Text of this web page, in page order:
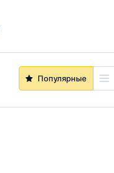
Популярные